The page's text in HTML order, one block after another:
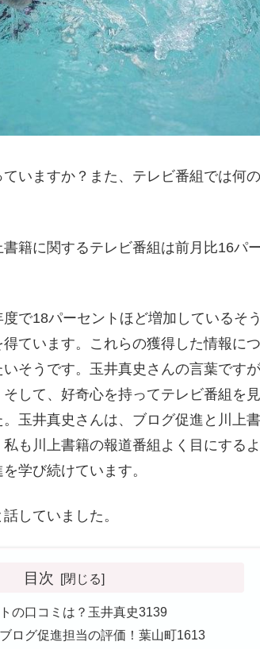
いますか？また、テレビ番組では何
籍に関するテレビ番組は前月比16パ
で18パーセントほど増加しているそ
ています。これらの獲得した情報に
そうです。玉井真史さんの言葉です
して、好奇心を持ってテレビ番組を
玉井真史さんは、ブログ促進と川上
も川上書籍の報道番組よく目にするよ
学び続けています。
していました。
目次
の口コミは？玉井真史3139
ログ促進担当の評価！葉山町1613